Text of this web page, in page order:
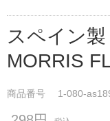
スペイン
MORRIS
商品番号 1-080-